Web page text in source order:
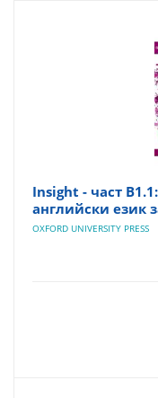
Insight - част
английски език
OXFORD UNIVERSITY PRESS